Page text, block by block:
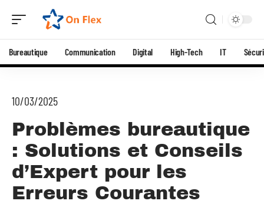
Bureautique Communication Digital High-Tech IT
10/03/2025
Problèmes bureautique
: Solutions et Conseils
d’Expert pour les
Erreurs Courantes